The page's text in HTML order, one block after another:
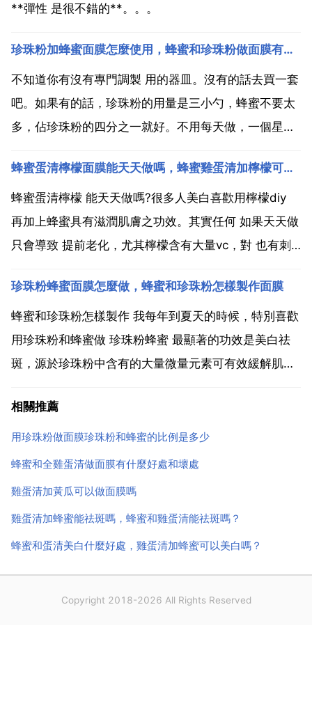
**彈性 是很不錯的**。。。
珍珠粉加蜂蜜面膜怎麼使用，蜂蜜和珍珠粉做面膜有什麼功效
不知道你有沒有專門調製 用的器皿。沒有的話去買一套
吧。如果有的話，珍珠粉的用量是三小勺，蜂蜜不要太
多，佔珍珠粉的四分之一就好。不用每天做，一個星期
祛斑 首先，找個用完的美容瓶或一隻小杯，先倒一些珍
珠粉在容器裡，再配以少量牛奶混 合調勻。為了使敷在
面...
蜂蜜蛋清檸檬面膜能天天做嗎，蜂蜜雞蛋清加檸檬可以做面膜嗎？
蜂蜜蛋清檸檬 能天天做嗎?很多人美白喜歡用檸檬diy
再加上蜂蜜具有滋潤肌膚之功效。其實任何 如果天天做
只會導致 提前老化，尤其檸檬含有大量vc，對 也有刺
敷沒用，也要內服，喝水的時候裡面放2片檸檬，內補
vc。不過要注意的是，vc很容易消失，所以泡檸...
珍珠粉蜂蜜面膜怎麼做，蜂蜜和珍珠粉怎樣製作面膜
蜂蜜和珍珠粉怎樣製作 我每年到夏天的時候，特別喜歡
用珍珠粉和蜂蜜做 珍珠粉蜂蜜 最顯著的功效是美白祛
斑，源於珍珠粉中含有的大量微量元素可有效緩解肌膚
中富含的天然營養物質能加快肌膚新陳代謝 減少 黑色
素沉積，同時蜂蜜中含有的維生素b2 維生素b6等對
的...
相關推薦
用珍珠粉做面膜珍珠粉和蜂蜜的比例是多少
蜂蜜和全雞蛋清做面膜有什麼好處和壞處
雞蛋清加黃瓜可以做面膜嗎
雞蛋清加蜂蜜能祛斑嗎，蜂蜜和雞蛋清能祛斑嗎？
蜂蜜和蛋清美白什麼好處，雞蛋清加蜂蜜可以美白嗎？
Copyright 2018-2026 All Rights Reserved